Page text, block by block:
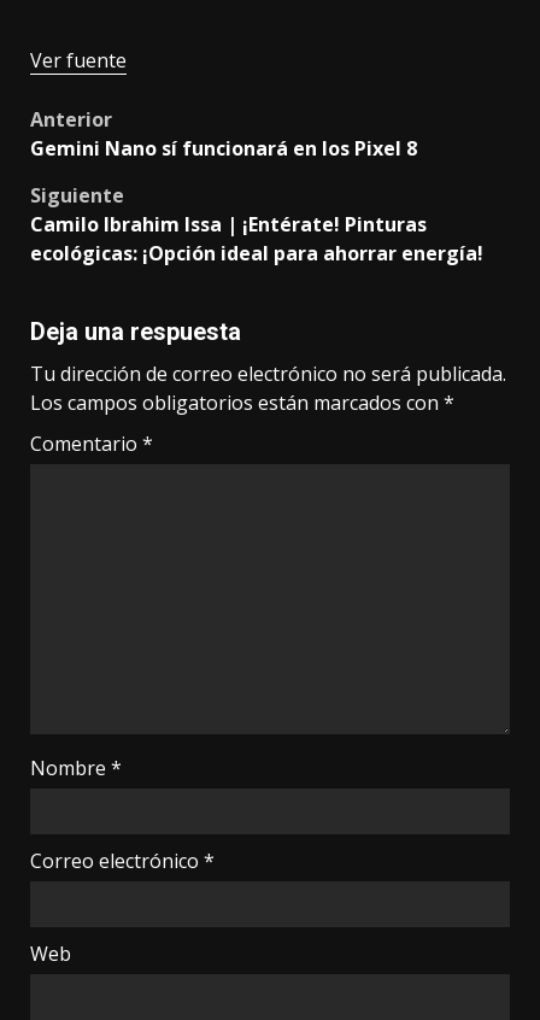
Ver fuente
Post
Anterior
Gemini Nano sí funcionará en los Pixel 8
Siguiente
Camilo Ibrahim Issa | ¡Entérate! Pinturas
ecológicas: ¡Opción ideal para ahorrar energía!
Deja una respuesta
Tu dirección de correo electrónico no será publicada.
Los campos obligatorios están marcados con *
Comentario *
Nombre *
Correo electrónico *
Web